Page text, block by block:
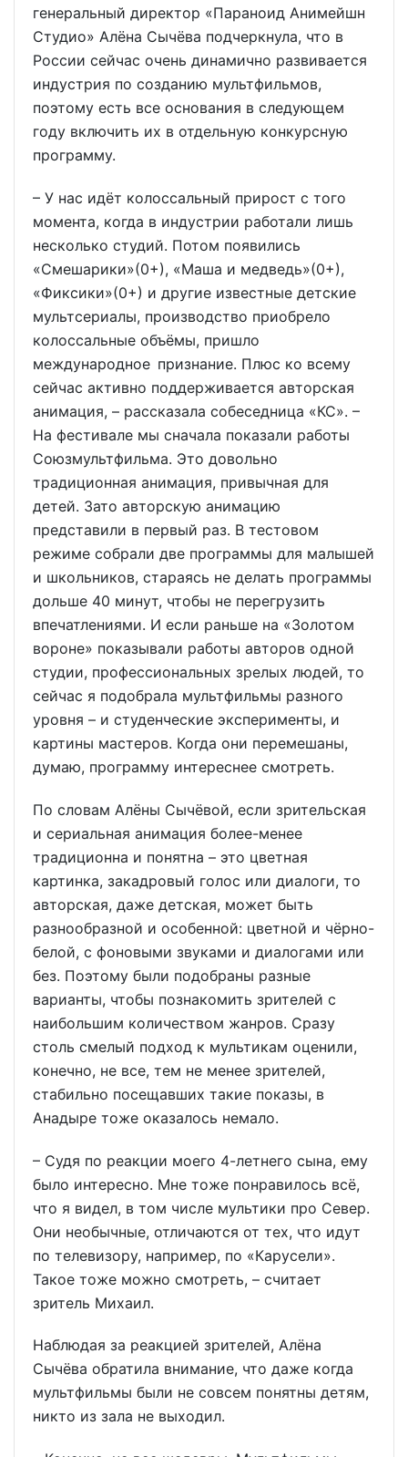
генеральный директор «Параноид Анимейшн
Студио» Алёна Сычёва подчеркнула, что в
России сейчас очень динамично развивается
индустрия по созданию мультфильмов,
поэтому есть все основания в следующем
году включить их в отдельную конкурсную
программу.
– У нас идёт колоссальный прирост с того
момента, когда в индустрии работали лишь
несколько студий. Потом появились
«Смешарики»(0+), «Маша и медведь»(0+),
«Фиксики»(0+) и другие известные детские
мультсериалы, производство приобрело
колоссальные объёмы, пришло
международное признание. Плюс ко всему
сейчас активно поддерживается авторская
анимация, – рассказала собеседница «КС». –
На фестивале мы сначала показали работы
Союзмультфильма. Это довольно
традиционная анимация, привычная для
детей. Зато авторскую анимацию
представили в первый раз. В тестовом
режиме собрали две программы для малышей
и школьников, стараясь не делать программы
дольше 40 минут, чтобы не перегрузить
впечатлениями. И если раньше на «Золотом
вороне» показывали работы авторов одной
студии, профессиональных зрелых людей, то
сейчас я подобрала мультфильмы разного
уровня – и студенческие эксперименты, и
картины мастеров. Когда они перемешаны,
думаю, программу интереснее смотреть.
По словам Алёны Сычёвой, если зрительская
и сериальная анимация более-менее
традиционна и понятна – это цветная
картинка, закадровый голос или диалоги, то
авторская, даже детская, может быть
разнообразной и особенной: цветной и чёрно-
белой, с фоновыми звуками и диалогами или
без. Поэтому были подобраны разные
варианты, чтобы познакомить зрителей с
наибольшим количеством жанров. Сразу
столь смелый подход к мультикам оценили,
конечно, не все, тем не менее зрителей,
стабильно посещавших такие показы, в
Анадыре тоже оказалось немало.
– Судя по реакции моего 4-летнего сына, ему
было интересно. Мне тоже понравилось всё,
что я видел, в том числе мультики про Север.
Они необычные, отличаются от тех, что идут
по телевизору, например, по «Карусели».
Такое тоже можно смотреть, – считает
зритель Михаил.
Наблюдая за реакцией зрителей, Алёна
Сычёва обратила внимание, что даже когда
мультфильмы были не совсем понятны детям,
никто из зала не выходил.